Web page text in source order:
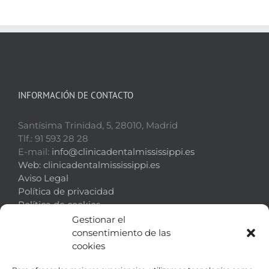
Gestionar el
consentimiento de las
cookies
INFORMACIÓN DE CONTACTO
Santísima Trinidad, 5, 28010, Madrid
Tlf.: 91 593 28 28
E-mail: info@clinicadentalmississippi.es
Web: clinicadentalmississippi.es
Aviso Legal
Política de privacidad
Política de cookies
¿DÓNDE ESTAMOS?